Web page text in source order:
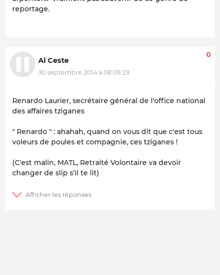
reportage.
Al Ceste
30 septembre 2014 à 08:09:29
0
Renardo Laurier, secrétaire général de l'office national
des affaires tziganes
" Renardo " : ahahah, quand on vous dit que c'est tous
voleurs de poules et compagnie, ces tziganes !
(C'est malin, MATL, Retraité Volontaire va devoir
changer de slip s'il te lit)